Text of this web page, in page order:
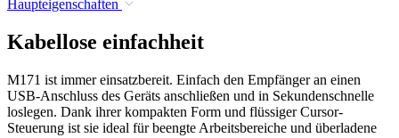
Haupteigenschaften
Kabellose einfachheit
M171 ist immer einsatzbereit. Einfach den Empfänger an einen
USB-Anschluss des Geräts anschließen und in Sekundenschnelle
loslegen. Dank ihrer kompakten Form und flüssiger Cursor-
Steuerung ist sie ideal für beengte Arbeitsbereiche und überladene